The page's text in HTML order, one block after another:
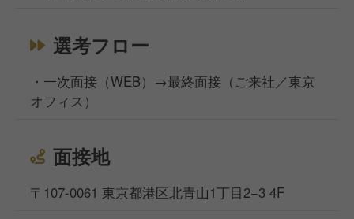
選考フロー
・一次面接（WEB）→最終面接（ご来社／東京
オフィス）
面接地
〒107-0061 東京都港区北青山1丁目2−3 4F